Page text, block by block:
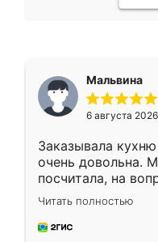
Мальвина
6 августа 2026
Заказывала
очень довольна.
посчитала, на
Замерщик
делу со всей
за день, ребята
Читать полностью